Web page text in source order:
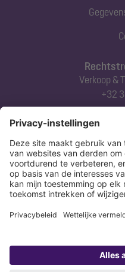
Verkoop &
+32
Abonneert u